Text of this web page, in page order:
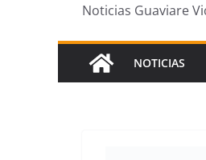
Noticias Guaviare
NOTICIAS